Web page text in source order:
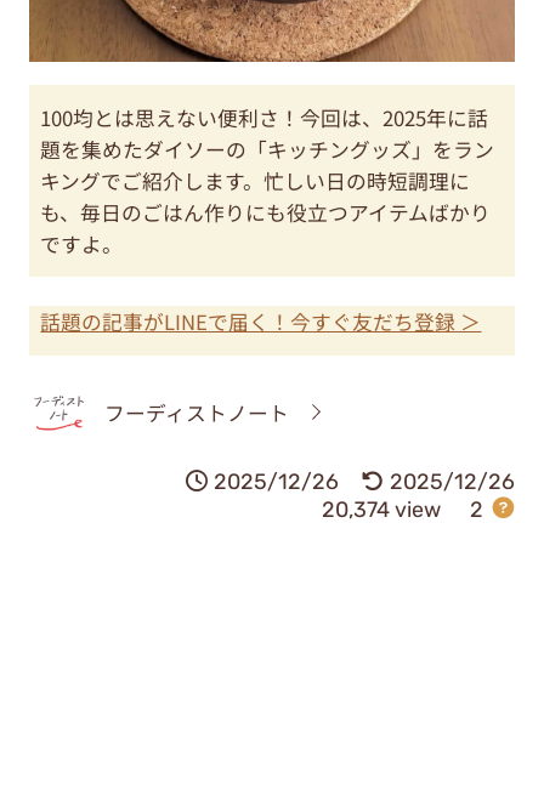
100均とは思えない便利さ！今回は、2025年に話
題を集めたダイソーの「キッチングッズ」をラン
キングでご紹介します。忙しい日の時短調理に
も、毎日のごはん作りにも役立つアイテムばかり
ですよ。
話題の記事がLINEで届く！今すぐ友だち登録 ＞
フーディストノート
2025/12/26
2025/12/26
20,374 view
2